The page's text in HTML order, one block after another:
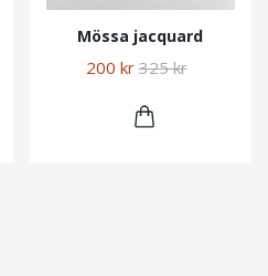
Mössa jacquard
200 kr 325 kr